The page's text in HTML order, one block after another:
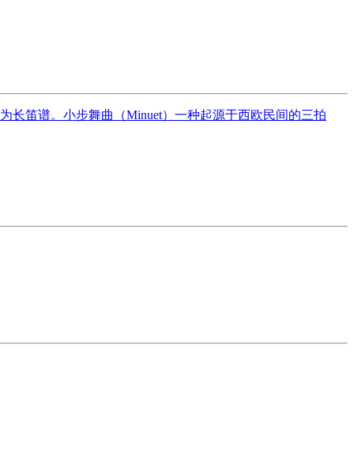
长笛谱。小步舞曲（Minuet）一种起源于西欧民间的三拍